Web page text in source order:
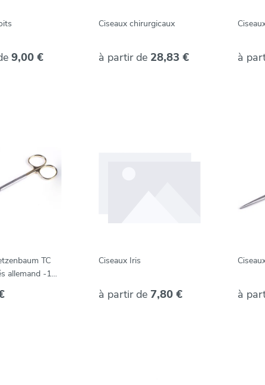
9,00 €
Ciseaux chirurgicaux
à partir de 28,83 € à
TC
allemand -14
Ciseaux Iris
à partir de 7,80 € à